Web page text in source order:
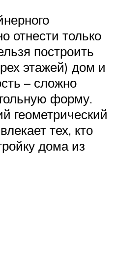
отнести только
построить
этажей) дом и
– сложно
форму.
геометрический
тех, кто
дома из